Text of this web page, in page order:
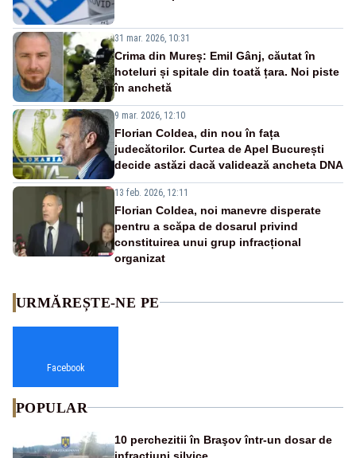
31 mar. 2026, 10:31
Crima din Mureș: Emil Gânj, căutat în
hoteluri și spitale din toată țara. Noi piste
în anchetă
9 mar. 2026, 12:10
Florian Coldea, din nou în fața
judecătorilor. Curtea de Apel București
decide astăzi dacă validează ancheta DNA
13 feb. 2026, 12:11
Florian Coldea, noi manevre disperate
pentru a scăpa de dosarul privind
constituirea unui grup infracțional
organizat
URMĂREȘTE-NE PE
Facebook
POPULAR
10 perchezitii în Braşov într-un dosar de
infracţiuni silvice